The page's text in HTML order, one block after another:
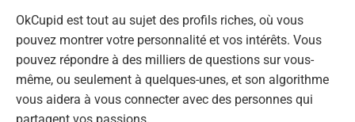
OkCupid est tout au sujet des profils riches, où vous
pouvez montrer votre personnalité et vos intérêts. Vous
pouvez répondre à des milliers de questions sur vous-
même, ou seulement à quelques-unes, et son algorithme
vous aidera à vous connecter avec des personnes qui